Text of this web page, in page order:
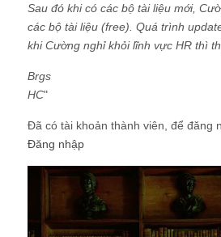
Sau đó khi có các bộ tài liệu mới,
các bộ tài liệu (free). Quá trình
khi Cường nghỉ khỏi lĩnh vực HR thì
Brgs
HC"
Đã có tài khoản thành viên, để đăng
Đăng nhập